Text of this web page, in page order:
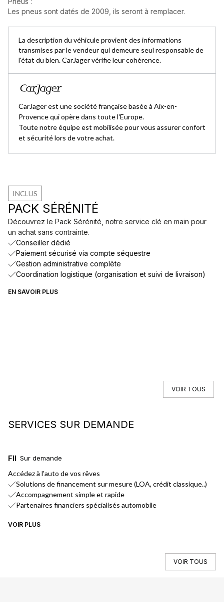
Les pneus sont datés de 2009, ils seront à remplacer.
La description du véhicule provient des informations
transmises par le vendeur qui demeure seul responsable de
l'état du bien. CarJager vérifie leur cohérence.
CarJager est une société française basée à Aix-en-
Provence qui opère dans toute l'Europe.
Toute notre équipe est mobilisée pour vous assurer confort
et sécurité lors de votre achat.
INCLUS
PACK SÉRÉNITÉ
Découvrez le Pack Sérénité, notre service clé en main pour
un achat sans contrainte.
Conseiller dédié
Paiement sécurisé via compte séquestre
Gestion administrative complète
Coordination logistique (organisation et suivi de livraison)
EN SAVOIR PLUS
VOIR TOUS
SERVICES SUR DEMANDE
Sur demande
FINANCEMENT
Accédez à l'auto de vos rêves
Solutions de financement sur mesure (LOA, crédit classique..)
Accompagnement simple et rapide
Partenaires financiers spécialisés automobile
VOIR PLUS
VOIR TOUS